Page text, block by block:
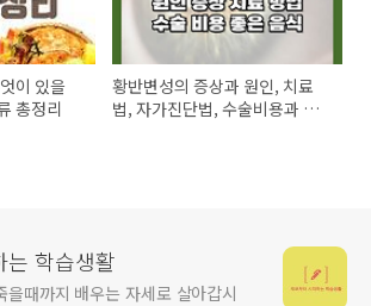
이 있을
총정리
황반변성의 증상과 원인, 치료
법, 자가진단법, 수술비용과 실
는 학습생활
을때까지 배우는 자세로 살아갑시